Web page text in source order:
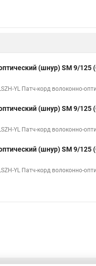
(шнур) SM 9/125
YL Патч-корд волоконно-
(шнур) SM 9/125
YL Патч-корд волоконно-
(шнур) SM 9/125
YL Патч-корд волоконно-